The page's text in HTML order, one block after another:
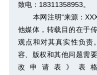
致电：18311358953。
本网注明“来源：
他媒体，转载目的在于
观点和对其真实性负责
容、版权和其他问题需
改申请表》 表